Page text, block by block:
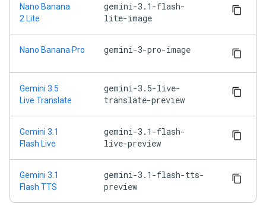
Nano Banana
2 Lite
gemini-3.1-flash-
lite-image
Nano Banana Pro gemini-3-pro-image
Gemini 3.5
Live Translate
gemini-3.5-live-
translate-preview
Gemini 3.1
Flash Live
gemini-3.1-flash-
live-preview
Gemini 3.1
Flash TTS
gemini-3.1-flash-tts-
preview